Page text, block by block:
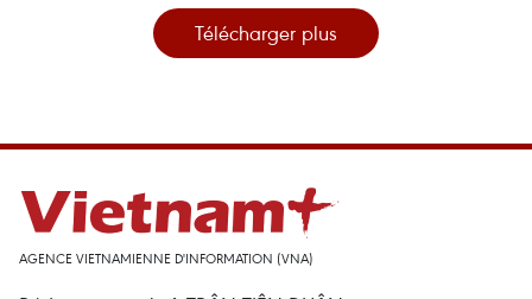
Télécharger plus
AGENCE VIETNAMIENNE D'INFORMATION (VNA)